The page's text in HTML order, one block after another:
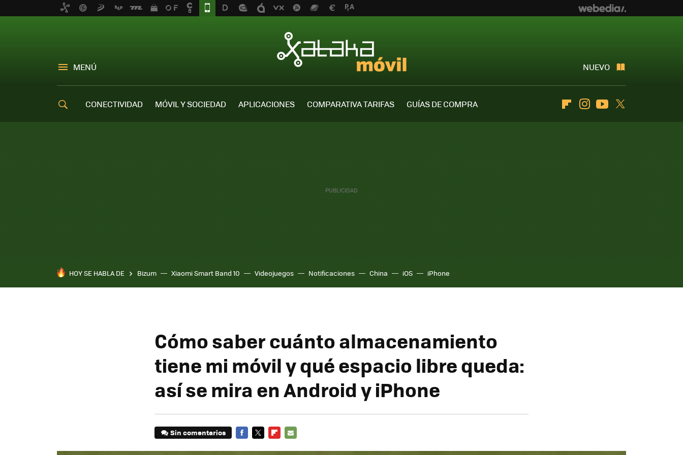
MENÚ NUEVO
CONECTIVIDAD MÓVIL Y SOCIEDAD APLICACIONES COMPARATIVA TARIFAS
GUÍAS DE COMPRA
FlipboardInstagramYoutube
HOY SE HABLA DE Bizum Xiaomi Smart Band 10 Videojuegos Notificaciones China iOS iPhone
Cómo saber cuánto almacenamiento
tiene mi móvil y qué espacio libre queda:
así se mira en Android y iPhone
Sin comentarios